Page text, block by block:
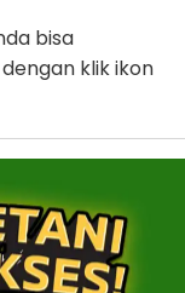
bisa
klik ikon